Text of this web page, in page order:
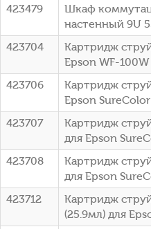
423479
Шкаф
настенный 9U
423704
Картридж
Epson WF-100W
423706
Картридж
Epson
423707
Картридж
для Epson
423708
Картридж
для Epson
423712
Картридж
(25.9мл) для